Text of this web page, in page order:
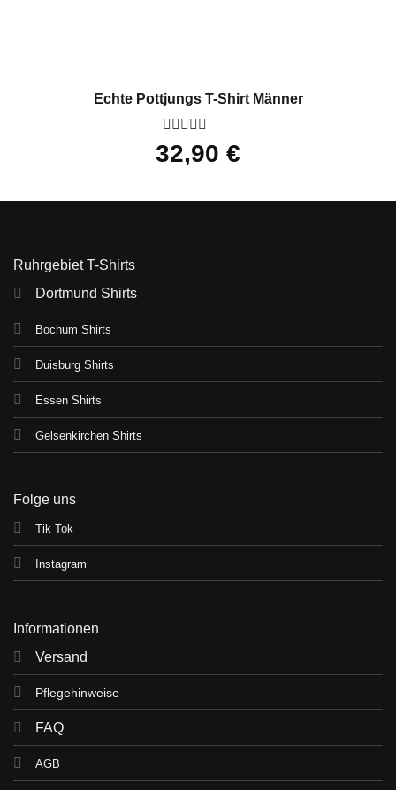
Echte Pottjungs T-Shirt Männer
Bewertet
mit
5
32,90 €
Ruhrgebiet T-Shirts
Dortmund Shirts
Bochum Shirts
Duisburg Shirts
Essen Shirts
Gelsenkirchen Shirts
Folge uns
Tik Tok
Instagram
Informationen
Versand
Pflegehinweise
FAQ
AGB